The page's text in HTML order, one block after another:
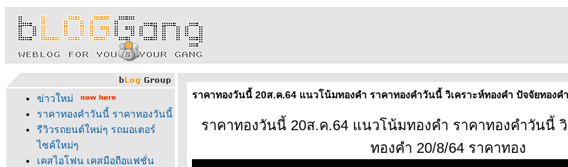
ข่าวใหม่
ราคาทองคำวันนี้ ราคาทองวันนี้
รีวิวรถยนต์ใหม่ๆ รถมอเตอร์
ไซค์ใหม่ๆ
เคสไอโฟน เคสมือถือแฟชั่น
ราคาทองวันนี้ 20ส.ค.64 แนวโน้มทองคำ ราคาทองคำวันนี้ วิเคราะห์ทองคำ ปัจจัยทองค
ราคาทองวันนี้ 20ส.ค.64 แนวโน้มทองคำ ราคาทองคำวันนี้
ทองคำ 20/8/64 ราคาทอง